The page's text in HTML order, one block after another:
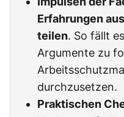
Erfahrungen
teilen. So fällt
Argumente zu
durchzusetzen.
Praktischen